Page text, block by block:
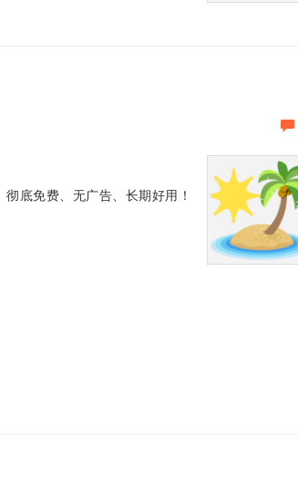
底免费、无广告、长期好用！